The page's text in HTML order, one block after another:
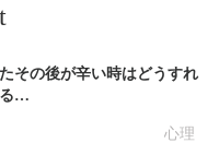
心理
その後が辛い時はどうすれ
る…